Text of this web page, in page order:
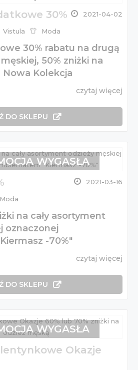
30% 2021-04-02
Vistula Moda
30% rabatu na drugą
50% zniżki na
Kolekcja
czytaj więcej
DO SKLEPU
2021-03-16
Moda
na cały asortyment
oznaczonej
-70%"
czytaj więcej
DO SKLEPU
WYGASŁA
Okazje
WYGASŁA